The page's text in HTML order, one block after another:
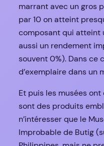
marrant avec un gros
par 10 on atteint
composant qui atteint
aussi un rendement
souvent 0%). Dans ce
d’exemplaire dans un
Et puis les musées ont
sont des produits
n’intéresser que le
Improbable de Butig